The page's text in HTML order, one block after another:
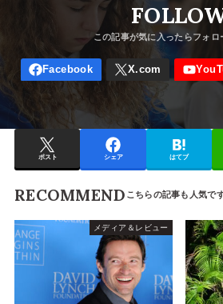
ポスト シェア はてブ
RECOMMEND
メディア＆レビュー